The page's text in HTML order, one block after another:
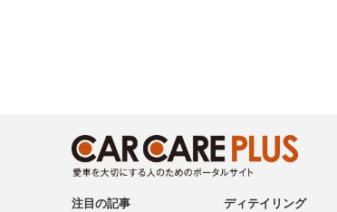
注目の記事 ディテイリング